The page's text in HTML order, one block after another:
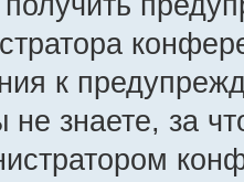
к
не знаете, за